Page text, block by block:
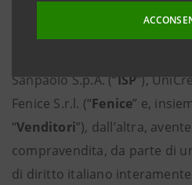
Sanpaolo S.p.A. (“ISP”),
Fenice S.r.l. (“Fenice” e,
“Venditori”), dall’altra,
compravendita, da parte di
di diritto italiano